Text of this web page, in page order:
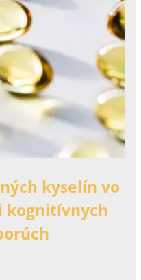
kyselín vo
kognitívnych